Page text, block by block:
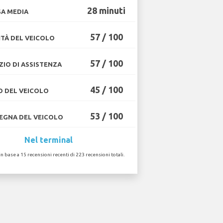
MEDIA 28 minuti
DEL VEICOLO 57 / 100
DI ASSISTENZA 57 / 100
DEL VEICOLO 45 / 100
DEL VEICOLO 53 / 100
Nel terminal
base a 15 recensioni recenti di 223 recensioni totali.